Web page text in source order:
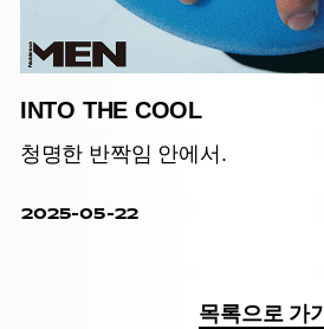
INTO THE COOL
청명한 반짝임 안에서.
2025-05-22
목록으로 가기